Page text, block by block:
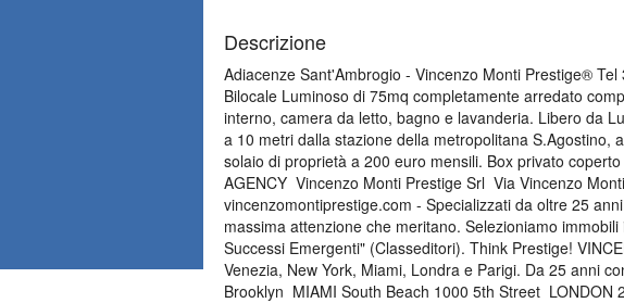
Descrizione
Adiacenze Sant'Ambrogio - Vincenzo Monti Prestige®
Bilocale Luminoso di 75mq completamente arredato
interno, camera da letto, bagno e lavanderia. Libero da
a 10 metri dalla stazione della metropolitana S.Agostino,
solaio di proprietà a 200 euro mensili. Box privato
AGENCY  Vincenzo Monti Prestige Srl  Via Vincenzo
vincenzomontiprestige.com - Specializzati da oltre 25
massima attenzione che meritano. Selezioniamo
Successi Emergenti" (Classeditori). Think Prestige!
Venezia, New York, Miami, Londra e Parigi. Da 25 anni
Brooklyn  MIAMI South Beach 1000 5th Street 